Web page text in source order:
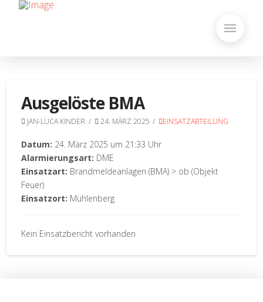
Ausgelöste BMA
JAN-LUCA KINDER 24. MÄRZ 2025 EINSATZABTEILUNG
Datum: 24. März 2025 um 21:33 Uhr
Alarmierungsart: DME
Einsatzart: Brandmeldeanlagen (BMA) > ob (Objekt
Feuer)
Einsatzort: Mühlenberg
Kein Einsatzbericht vorhanden